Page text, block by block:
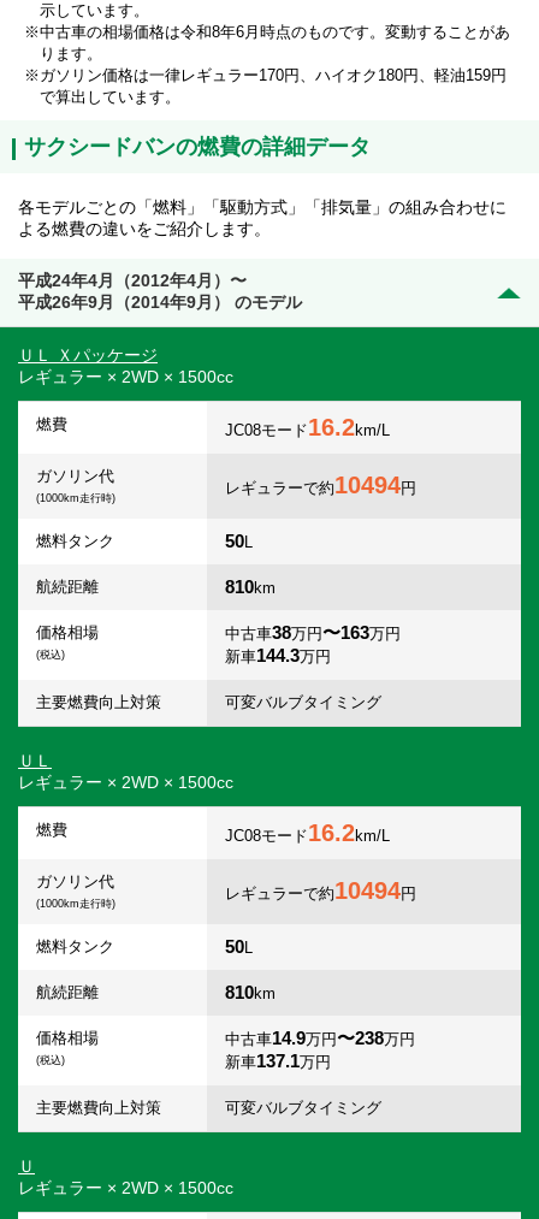
示しています。
中古車の相場価格は令和8年6月時点のものです。変動することがあ
ります。
ガソリン価格は一律レギュラー170円、ハイオク180円、軽油159円
で算出しています。
サクシードバンの燃費の詳細データ
各モデルごとの「燃料」「駆動方式」「排気量」の組み合わせに
よる燃費の違いをご紹介します。
平成24年4月（2012年4月）〜
平成26年9月（2014年9月） のモデル
ＵＬ Ｘパッケージ
レギュラー × 2WD × 1500cc
燃費 JC08モード16.2km/L
ガソリン代
(1000km走行時)
レギュラーで約10494円
燃料タンク 50L
航続距離 810km
価格相場
(税込)
中古車38万円〜163万円
新車144.3万円
主要燃費向上対策 可変バルブタイミング
ＵＬ
レギュラー × 2WD × 1500cc
燃費 JC08モード16.2km/L
ガソリン代
(1000km走行時)
レギュラーで約10494円
燃料タンク 50L
航続距離 810km
価格相場
(税込)
中古車14.9万円〜238万円
新車137.1万円
主要燃費向上対策 可変バルブタイミング
Ｕ
レギュラー × 2WD × 1500cc